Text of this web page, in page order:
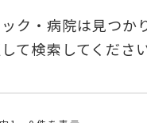
ク・病院は見つか
て検索してください